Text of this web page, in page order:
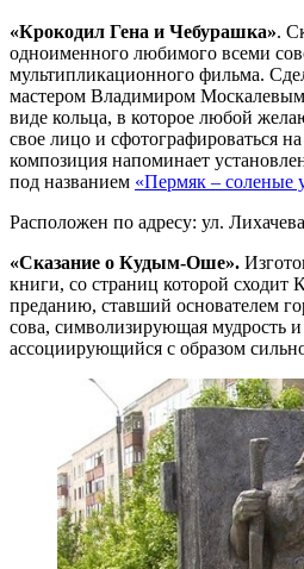
«Крокодил Гена и Чебурашка».
одноименного любимого всеми
мультипликационного фильма.
мастером Владимиром
виде кольца, в которое любой
свое лицо и сфотографироваться
композиция напоминает
под названием «Пермяк – соленые
Расположен по адресу: ул.
«Сказание о Кудым-Оше».
книги, со страниц которой сходит
преданию, ставший основателем
сова, символизирующая мудрость и
ассоциирующийся с образом